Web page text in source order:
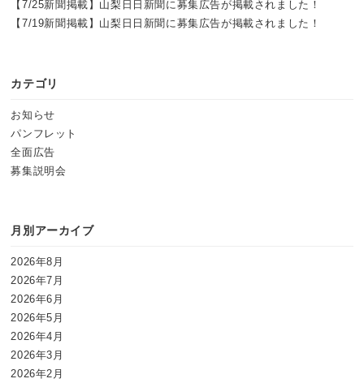
【7/25新聞掲載】山梨日日新聞に募集広告が掲載されました！
【7/19新聞掲載】山梨日日新聞に募集広告が掲載されました！
カテゴリ
お知らせ
パンフレット
全面広告
募集説明会
月別アーカイブ
2026年8月
2026年7月
2026年6月
2026年5月
2026年4月
2026年3月
2026年2月